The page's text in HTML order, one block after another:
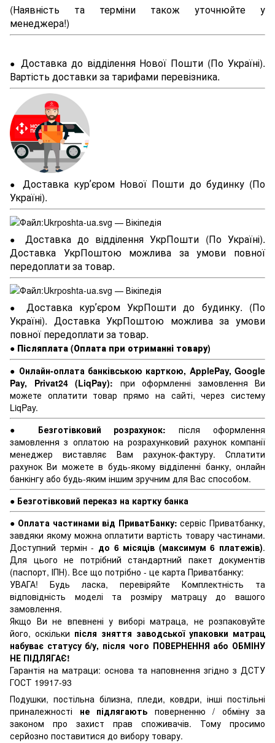
(Наявність та терміни також уточнюйте у
менеджера!)
● Доставка до відділення Нової Пошти (По Україні).
Вартість доставки за тарифами перевізника.
● Доставка курʼєром Нової Пошти до будинку (По
Україні).
● Доставка до відділення УкрПошти (По Україні).
Доставка УкрПоштою можлива за умови повної
передоплати за товар.
● Доставка курʼєром УкрПошти до будинку. (По
Україні). Доставка УкрПоштою можлива за умови
повної передоплати за товар.
● Післяплата (Оплата при отриманні товару)
● Онлайн-оплата банківською карткою, ApplePay, Google
Pay, Privat24 (LiqPay): при оформленні замовлення Ви
можете оплатити товар прямо на сайті, через систему
LiqPay.
● Безготівковий розрахунок:після оформлення
замовлення з оплатою на розрахунковий рахунок компанії
менеджер виставляє Вам рахунок-фактуру. Сплатити
рахунок Ви можете в будь-якому відділенні банку, онлайн
банкінгу або будь-яким іншим зручним для Вас способом.
● Безготівковий переказ на картку банка
● Оплата частинами від ПриватБанку:сервіс Приватбанку,
завдяки якому можна оплатити вартість товару частинами.
Доступний термін - до 6 місяців (максимум 6 платежів).
Для цього не потрібний стандартний пакет документів
(паспорт, ІПН). Все що потрібно - це карта Приватбанку:
УВАГА! Будь ласка, перевіряйте Комплектність та
відповідність моделі та розміру матрацу до вашого
замовлення.
Якщо Ви не впевнені у виборі матраца, не розпаковуйте
його, оскільки після зняття заводської упаковки матрац
набуває статусу б/у, після чого ПОВЕРНЕННЯ або ОБМІНУ
НЕ ПІДЛЯГАЄ!
Гарантія на матраци: основа та наповнення згідно з ДСТУ
ГОСТ 19917-93
Подушки, постільна білизна, пледи, ковдри, інші постільні
приналежності не підлягають поверненню / обміну за
законом про захист прав споживачів. Тому просимо
серйозно поставитися до вибору товару.